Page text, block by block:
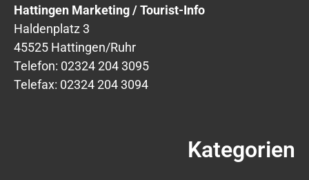
Hattingen Marketing / Tourist-Info
Haldenplatz 3
45525 Hattingen/Ruhr
Telefon: 02324 204 3095
Telefax: 02324 204 3094
Kategorien